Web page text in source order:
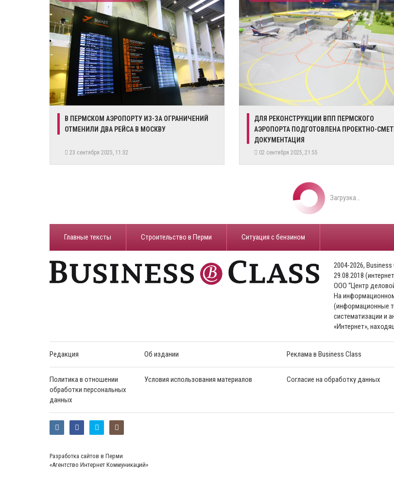
В ПЕРМСКОМ АЭРОПОРТУ ИЗ-ЗА ОГРАНИЧЕНИЙ
ОТМЕНИЛИ ДВА РЕЙСА В МОСКВУ
23 сентября 2025, 11:32
ДЛЯ РЕКОНСТРУКЦИИ ВПП ПЕРМСКОГО
АЭРОПОРТА ПОДГОТОВЛЕНА ПРОЕКТНО-
ДОКУМЕНТАЦИЯ
02 сентября 2025, 21:55
Загрузка...
Главные тексты Строительство в Перми ​Ситуация с бензином
2004-2026, Business
29.08.2018
ООО “Центр
На
(информационные
систематизации и
«Интернет»,
Редакция Об издании Реклама в Business Class
Политика в отношении
обработки персональных
данных
Условия использования материалов Согласие на обработку данных
Разработка сайтов в Перми
«Агентство Интернет Коммуникаций»